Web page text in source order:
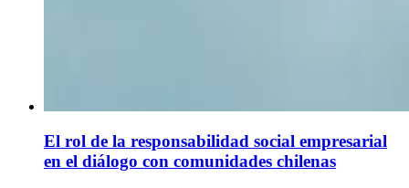
El rol de la responsabilidad social empresarial
en el diálogo con comunidades chilenas